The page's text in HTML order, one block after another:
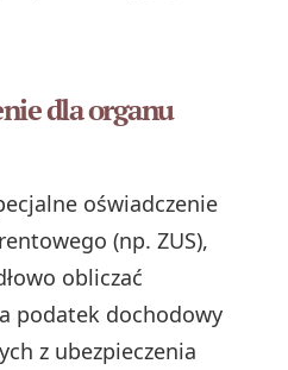
dla organu
oświadczenie
(np. ZUS),
obliczać
podatek dochodowy
z ubezpieczenia